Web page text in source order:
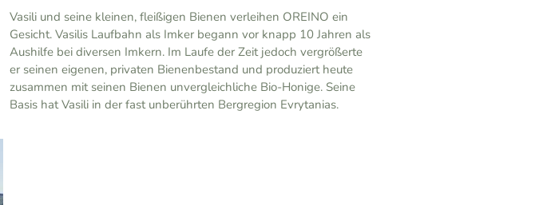
Vasili und seine kleinen, fleißigen Bienen verleihen OREINO ein
Gesicht. Vasilis Laufbahn als Imker begann vor knapp 10 Jahren als
Aushilfe bei diversen Imkern. Im Laufe der Zeit jedoch vergrößerte
er seinen eigenen, privaten Bienenbestand und produziert heute
zusammen mit seinen Bienen unvergleichliche Bio-Honige. Seine
Basis hat Vasili in der fast unberührten Bergregion Evrytanias.